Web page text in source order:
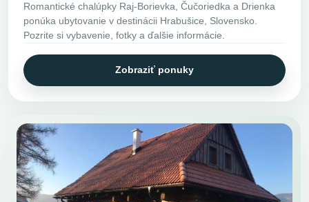
Romantické chalúpky Raj-Borievka, Čučoriedka a Drienka
ponúka ubytovanie v destinácii Hrabušice, Slovensko.
Pozrite si vybavenie, fotky a ďalšie informácie.
Zobraziť ponuky